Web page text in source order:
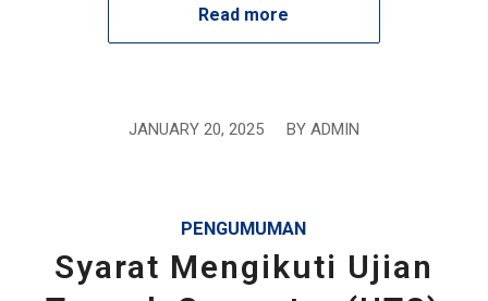
Read more
JANUARY 20, 2025
/ BY ADMIN
PENGUMUMAN
Syarat Mengikuti Ujian